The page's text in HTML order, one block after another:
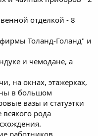
отделкой - 8
Толанд-Голанд" и
и чемодане, а
на окнах, этажерках,
в большом
вазы и статуэтки
рода
работников,